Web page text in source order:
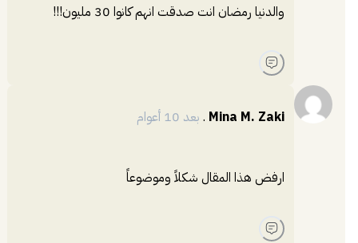
والدنيا رمضان انت صدقت انهم كانوا 30 مليون!!!
Mina M. Zaki
. بعد 10 أعوام
ارفض هذا المقال شكلاً وموضوعاً